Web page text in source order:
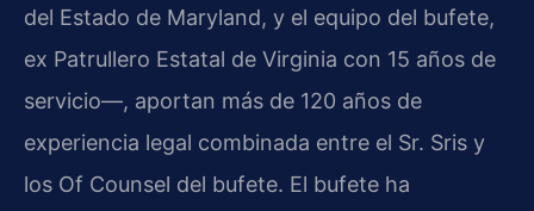
del Estado de Maryland, y el equipo del bufete,
ex Patrullero Estatal de Virginia con 15 años de
servicio—, aportan más de 120 años de
experiencia legal combinada entre el Sr. Sris y
los Of Counsel del bufete. El bufete ha